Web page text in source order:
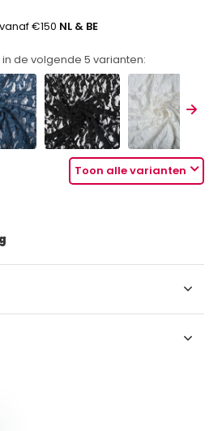
vanaf €150 NL & BE
in de volgende5 varianten:
Toon alle varianten